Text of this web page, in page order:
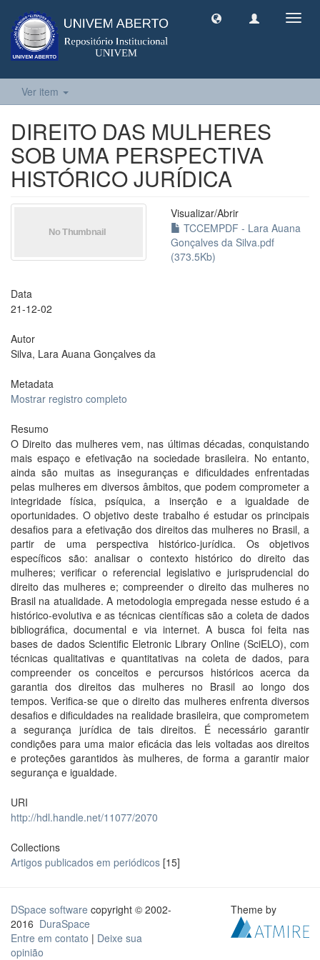
Ver item
DIREITO DAS MULHERES
SOB UMA PERSPECTIVA
HISTÓRICO JURÍDICA
Visualizar/Abrir
TCCEMPDF - Lara Auana
Gonçalves da Silva.pdf
(373.5Kb)
Data
21-12-02
Autor
Silva, Lara Auana Gonçalves da
Metadata
Mostrar registro completo
Resumo
O Direito das mulheres vem, nas últimas décadas, conquistando
mais espaço e efetivação na sociedade brasileira. No entanto,
ainda são muitas as inseguranças e dificuldades enfrentadas
pelas mulheres em diversos âmbitos, que podem comprometer a
integridade física, psíquica, a inserção e a igualdade de
oportunidades. O objetivo deste trabalho é estudar os principais
desafios para a efetivação dos direitos das mulheres no Brasil, a
partir de uma perspectiva histórico-jurídica. Os objetivos
específicos são: analisar o contexto histórico do direito das
mulheres; verificar o referencial legislativo e jurisprudencial do
direito das mulheres e; compreender o direito das mulheres no
Brasil na atualidade. A metodologia empregada nesse estudo é a
histórico-evolutiva e as técnicas científicas são a coleta de dados
bibliográfica, documental e via internet. A busca foi feita nas
bases de dados Scientific Eletronic Library Online (SciELO), com
técnicas qualitativas e quantitativas na coleta de dados, para
compreender os conceitos e percursos históricos acerca da
garantia dos direitos das mulheres no Brasil ao longo dos
tempos. Verifica-se que o direito das mulheres enfrenta diversos
desafios e dificuldades na realidade brasileira, que comprometem
a segurança jurídica de tais direitos. É necessário garantir
condições para uma maior eficácia das leis voltadas aos direitos
e proteções garantidos às mulheres, de forma a garantir maior
segurança e igualdade.
URI
http://hdl.handle.net/11077/2070
Collections
Artigos publicados em periódicos [15]
DSpace software copyright © 2002-
2016 DuraSpace
Entre em contato | Deixe sua
opinião
Theme by